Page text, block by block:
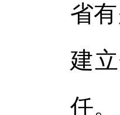
省
建
任。